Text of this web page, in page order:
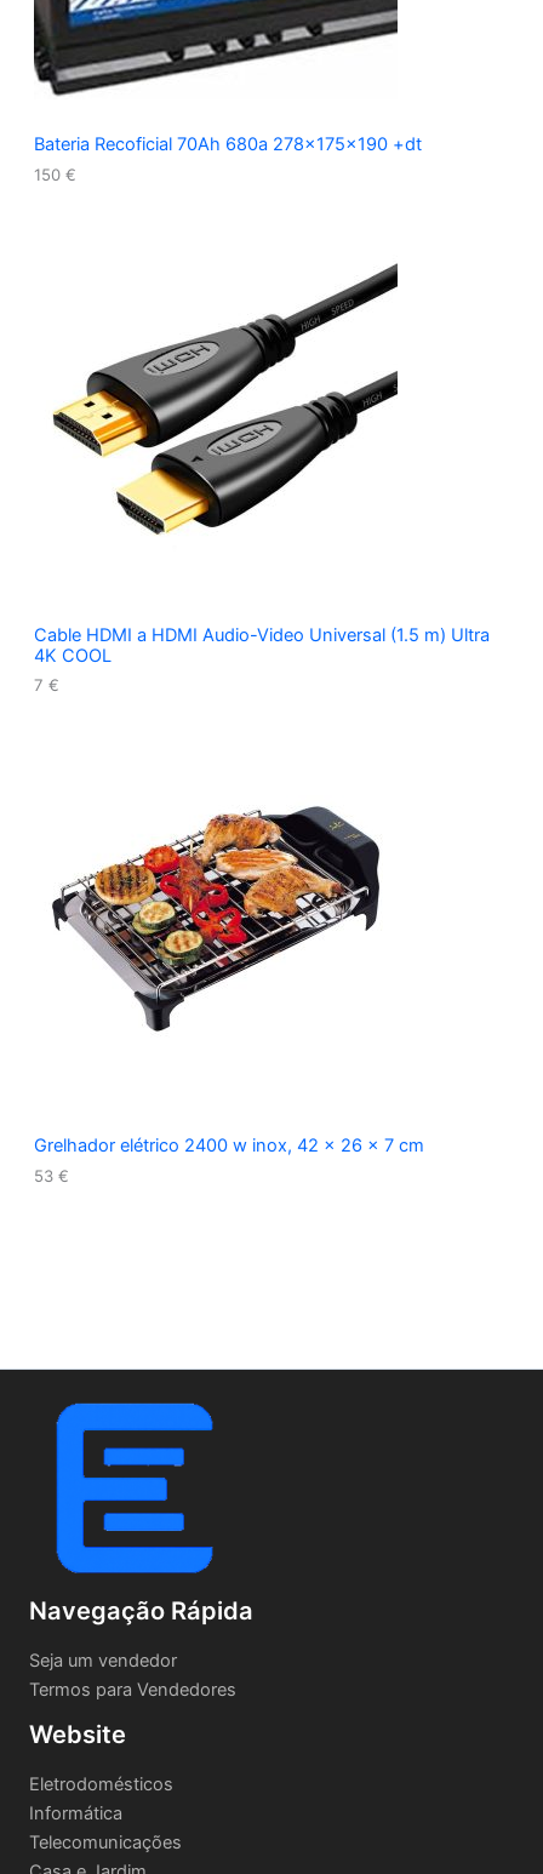
Bateria Recoficial 70Ah 680a 278x175x190 +dt
150 €
Cable HDMI a HDMI Audio-Video Universal (1.5 m) Ultra
4K COOL
7 €
Grelhador elétrico 2400 w inox, 42 x 26 x 7 cm
53 €
Navegação Rápida
Seja um vendedor
Termos para Vendedores
Website
Eletrodomésticos
Informática
Telecomunicações